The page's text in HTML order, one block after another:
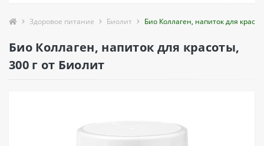
Здоровое питание Биолит Био Коллаген, напиток для
Био Коллаген, напиток для красоты,
300 г от Биолит